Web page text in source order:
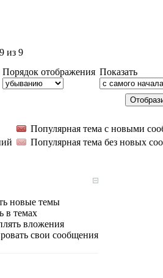
из 9
Порядок отображения Показать
Популярная тема с новыми
Популярная тема без новых
новые темы
в темах
вложения
свои сообщения